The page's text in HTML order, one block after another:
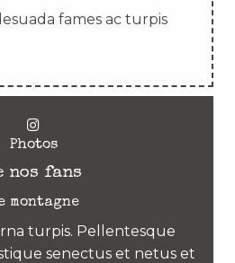
fames ac turpis
Photos
nos fans
montagne
turpis. Pellentesque
senectus et netus et